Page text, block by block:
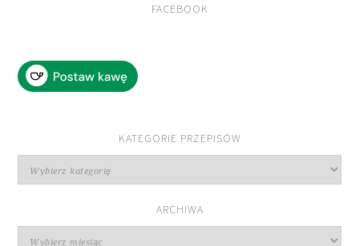
FACEBOOK
KATEGORIE PRZEPISÓW
przepisów
ARCHIWA